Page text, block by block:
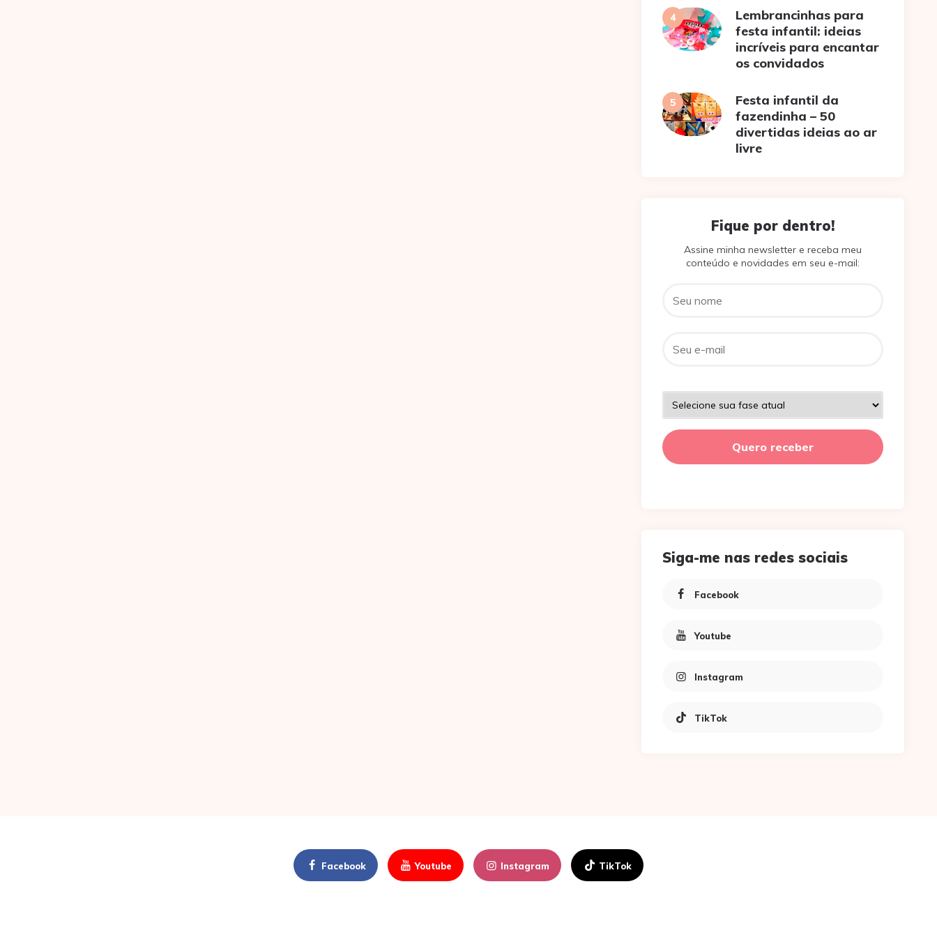
Lembrancinhas para
festa infantil: ideias
incríveis para encantar
os convidados
Festa infantil da
fazendinha – 50
divertidas ideias ao ar
livre
Fique por dentro!
Assine minha newsletter e receba meu
conteúdo e novidades em seu e-mail:
Siga-me nas redes sociais
Facebook
Youtube
Instagram
TikTok
Facebook Youtube Instagram TikTok